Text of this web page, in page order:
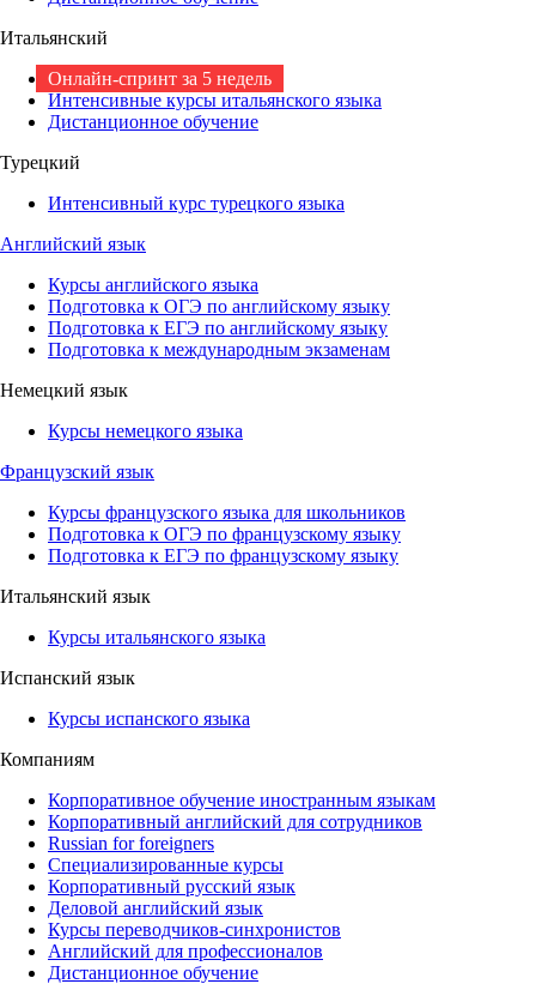
Итальянский
Онлайн-спринт за 5 недель
Интенсивные курсы итальянского языка
Дистанционное обучение
Турецкий
Интенсивный курс турецкого языка
Английский язык
Курсы английского языка
Подготовка к ОГЭ по английскому языку
Подготовка к ЕГЭ по английскому языку
Подготовка к международным экзаменам
Немецкий язык
Курсы немецкого языка
Французский язык
Курсы французского языка для школьников
Подготовка к ОГЭ по французскому языку
Подготовка к ЕГЭ по французскому языку
Итальянский язык
Курсы итальянского языка
Испанский язык
Курсы испанского языка
Компаниям
Корпоративное обучение иностранным языкам
Корпоративный английский для сотрудников
Russian for foreigners
Специализированные курсы
Корпоративный русский язык
Деловой английский язык
Курсы переводчиков-синхронистов
Английский для профессионалов
Дистанционное обучение